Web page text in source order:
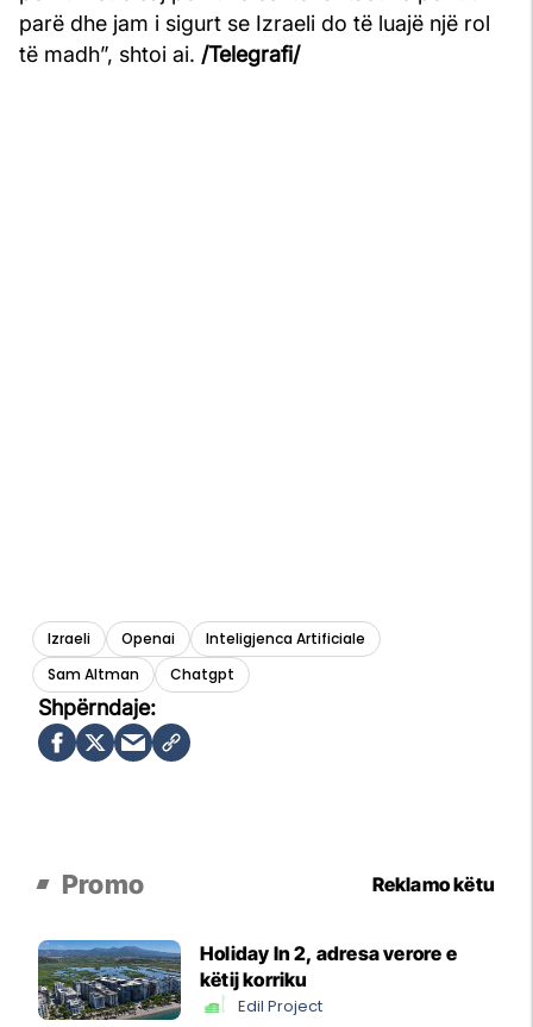
parë dhe jam i sigurt se Izraeli do të luajë një rol
të madh”, shtoi ai. /Telegrafi/
Izraeli Openai
Inteligjenca Artificiale
Sam Altman
Chatgpt
Promo Reklamo këtu
Holiday In 2, adresa verore e
këtij korriku
Edil Project